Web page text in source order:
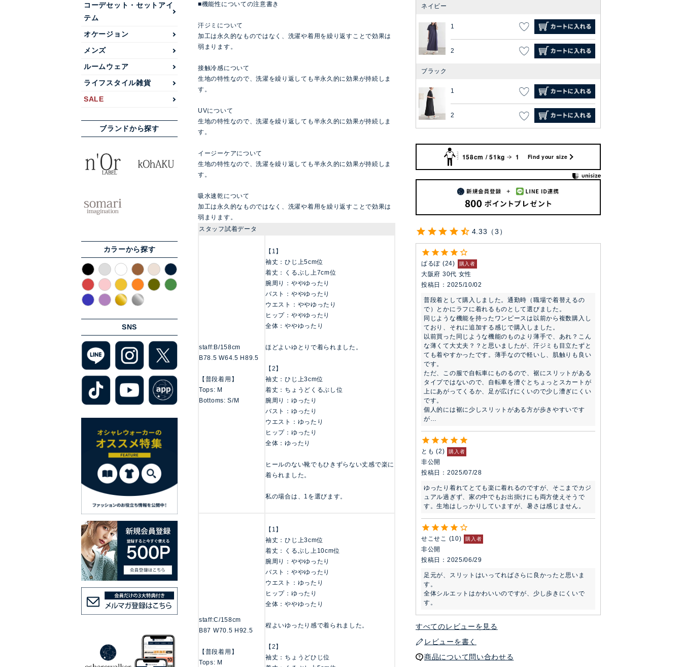
コーデセット・セットアイ
テム
オケージョン
メンズ
ルームウェア
ライフスタイル雑貨
SALE
ブランドから探す
カラーから探す
SNS
ネイビー
1
2
ブラック
1
2
158cm / 51kg 1 Find your size
4.33 3
ぱるぽ 24 購入者
大阪府 30代 女性
投稿日
2025/10/02
普段着として購入しました。通勤時（職場で着替えるの
で）とかにラフに着れるものとして選びました。
同じような機能を持ったワンピースは以前から複数購入し
ており、それに追加する感じで購入しました。
以前買った同じような機能のものより薄手で、あれ？こん
な薄くて大丈夫？？と思いましたが、汗ジミも目立たずと
ても着やすかったです。薄手なので軽いし、肌触りも良い
です。
ただ、この服で自転車にものるので、裾にスリットがある
タイプではないので、自転車を漕ぐとちょっとスカートが
上にあがってくるか、足が広げにくいので少し漕ぎにくい
です。
個人的には裾に少しスリットがある方が歩きやすいです
が…
とも 2 購入者
非公開
投稿日
2025/07/28
ゆったり着れてとても楽に着れるのですが、そこまでカジ
ュアル過ぎず、家の中でもお出掛けにも両方使えそうで
す。生地はしっかりしていますが、暑さは感じません。
せこせこ 10 購入者
非公開
投稿日
2025/06/29
足元が、スリットはいってればさらに良かったと思いま
す。
全体シルエットはかわいいのですが、少し歩きにくいで
す。
すべてのレビューを見る
レビューを書く
商品について問い合わせる
■機能性についての注意書き
汗ジミについて
加工は永久的なものではなく、洗濯や着用を繰り返すことで効果は
弱まります。
接触冷感について
生地の特性なので、洗濯を繰り返しても半永久的に効果が持続しま
す。
UVについて
生地の特性なので、洗濯を繰り返しても半永久的に効果が持続しま
す。
イージーケアについて
生地の特性なので、洗濯を繰り返しても半永久的に効果が持続しま
す。
吸水速乾について
加工は永久的なものではなく、洗濯や着用を繰り返すことで効果は
弱まります。
スタッフ試着データ
staff:B/158cm
B78.5 W64.5 H89.5
【普段着用】
Tops: M
Bottoms: S/M
【1】
袖丈：ひじ上5cm位
着丈：くるぶし上7cm位
腕周り：ややゆったり
バスト：ややゆったり
ウエスト：ややゆったり
ヒップ：ややゆったり
全体：ややゆったり
ほどよいゆとりで着られました。
【2】
袖丈：ひじ上3cm位
着丈：ちょうどくるぶし位
腕周り：ゆったり
バスト：ゆったり
ウエスト：ゆったり
ヒップ：ゆったり
全体：ゆったり
ヒールのない靴でもひきずらない丈感で楽に
着られました。
私の場合は、1を選びます。
staff:C/158cm
B87 W70.5 H92.5
【普段着用】
Tops: M
【1】
袖丈：ひじ上3cm位
着丈：くるぶし上10cm位
腕周り：ややゆったり
バスト：ややゆったり
ウエスト：ゆったり
ヒップ：ゆったり
全体：ややゆったり
程よいゆったり感で着られました。
【2】
袖丈：ちょうどひじ位